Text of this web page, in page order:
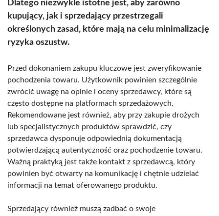
Dlatego niezwykle istotne jest, aby zarówno
kupujący, jak i sprzedający przestrzegali
określonych zasad, które mają na celu minimalizację
ryzyka oszustw.
Przed dokonaniem zakupu kluczowe jest zweryfikowanie
pochodzenia towaru. Użytkownik powinien szczególnie
zwrócić uwagę na opinie i oceny sprzedawcy, które są
często dostępne na platformach sprzedażowych.
Rekomendowane jest również, aby przy zakupie drożych
lub specjalistycznych produktów sprawdzić, czy
sprzedawca dysponuje odpowiednią dokumentacją
potwierdzającą autentyczność oraz pochodzenie towaru.
Ważną praktyką jest także kontakt z sprzedawcą, który
powinien być otwarty na komunikację i chętnie udzielać
informacji na temat oferowanego produktu.
Sprzedający również muszą zadbać o swoje